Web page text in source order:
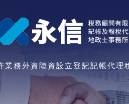
外資陸資 設立登記